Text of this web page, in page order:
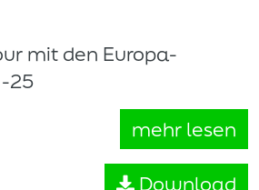
mit den Europa-
25
mehr lesen
Download